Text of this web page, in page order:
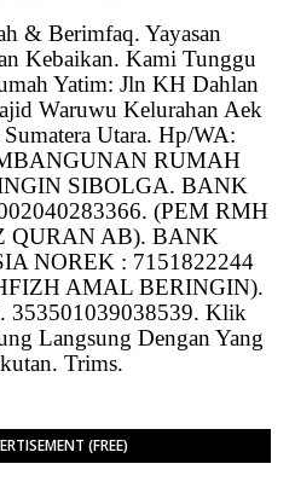
& Berimfaq. Yayasan
Kebaikan. Kami Tunggu
Yatim: Jln KH Dahlan
Waruwu Kelurahan Aek
Utara. Hp/WA:
RUMAH
SIBOLGA. BANK
(PEM RMH
QURAN AB). BANK
NOREK : 7151822244
AMAL BERINGIN).
Klik
Langsung Dengan Yang
Trims.
(FREE)